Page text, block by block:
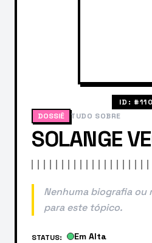
ID: #110
DOSSIÊ
TUDO SOBRE
SOLANGE
Nenhuma biografia ou
para este tópico.
STATUS: Em Alta